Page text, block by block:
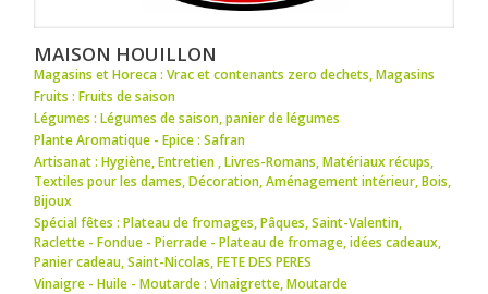
MAISON HOUILLON
Magasins et Horeca : Vrac et contenants zero dechets,Magasins
Fruits : Fruits de saison
Légumes : Légumes de saison,panier de légumes
Plante Aromatique - Epice : Safran
Artisanat : Hygiène,Entretien ,Livres-Romans,Matériaux récups,
Textiles pour les dames,Décoration,Aménagement intérieur,Bois,
Bijoux
Spécial fêtes : Plateau de fromages,Pâques,Saint-Valentin,
Raclette - Fondue - Pierrade - Plateau de fromage,idées cadeaux,
Panier cadeau,Saint-Nicolas,FETE DES PERES
Vinaigre - Huile - Moutarde : Vinaigrette,Moutarde